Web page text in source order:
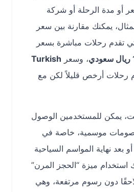
الرحلة أو شركة
يمكنك مقارنة بين سعر
رحلات مباشرة بسعر
، وسعرTurkish
أرخص قليلاً لكن مع
للمستخدمين الوصول
موسمية، خاصة في
المواسم السياحية
ميزة “الحجز المرن”
دون رسوم مرتفعة، وهي